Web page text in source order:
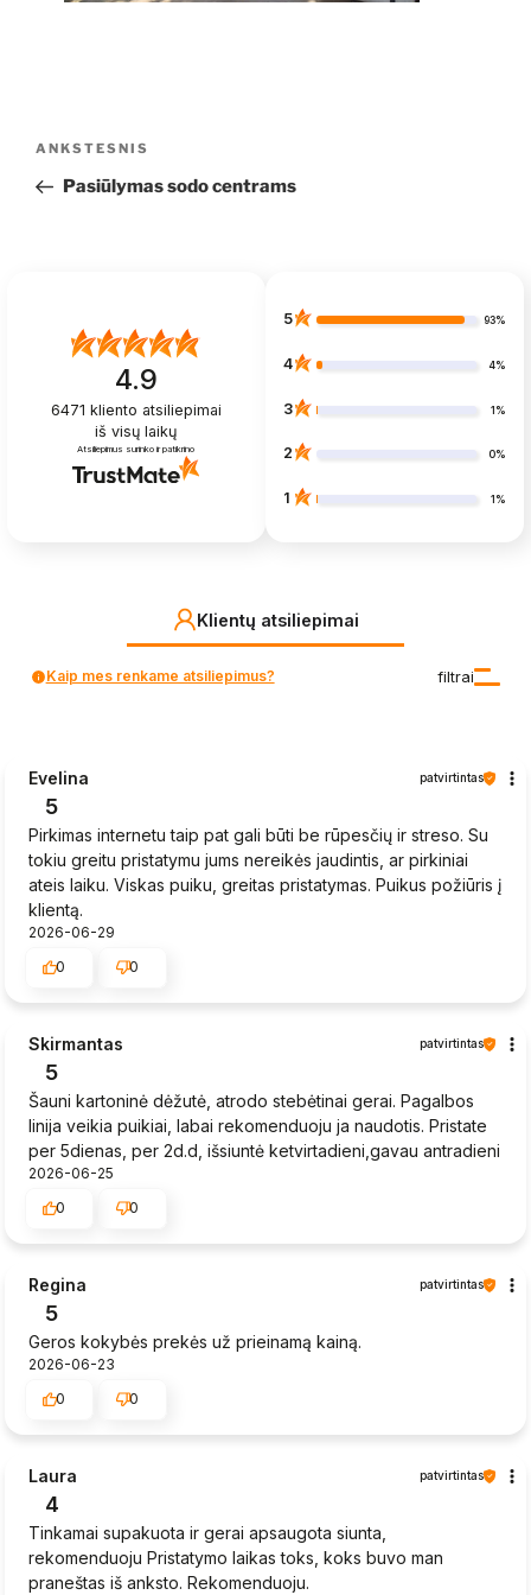
Navigacija
įrašų
Ankstesnis
įrašas
ANKSTESNIS
Pasiūlymas sodo centrams
4.9
6471 kliento atsiliepimai
iš visų laikų
Atsiliepimus surinko ir patikrino
5 93%
4 4%
3 1%
2 0%
1 1%
Klientų atsiliepimai
filtrai
Kaip mes renkame atsiliepimus?
Evelina patvirtintas
5
Pirkimas internetu taip pat gali būti be rūpesčių ir streso. Su
tokiu greitu pristatymu jums nereikės jaudintis, ar pirkiniai
ateis laiku. Viskas puiku, greitas pristatymas. Puikus požiūris į
klientą.
2026-06-29
0
0
Skirmantas patvirtintas
5
Šauni kartoninė dėžutė, atrodo stebėtinai gerai. Pagalbos
linija veikia puikiai, labai rekomenduoju ja naudotis. Pristate
per 5dienas, per 2d.d, išsiuntė ketvirtadieni,gavau antradieni
2026-06-25
0
0
Regina patvirtintas
5
Geros kokybės prekės už prieinamą kainą.
2026-06-23
0
0
Laura patvirtintas
4
Tinkamai supakuota ir gerai apsaugota siunta,
rekomenduoju Pristatymo laikas toks, koks buvo man
praneštas iš anksto. Rekomenduoju.